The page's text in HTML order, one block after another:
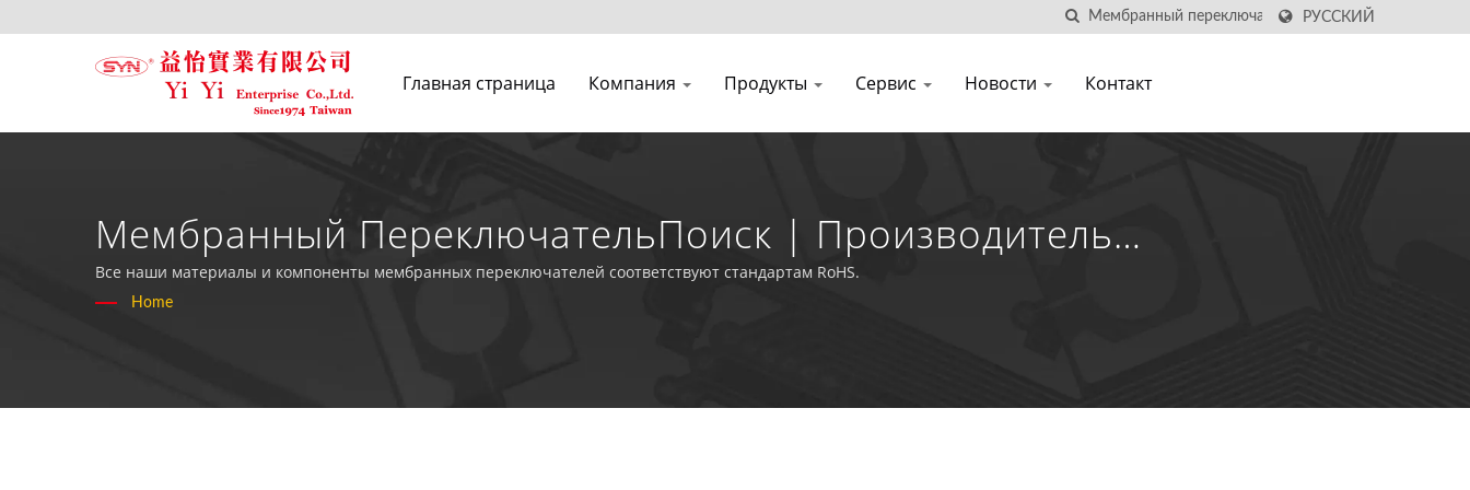
РУССКИЙ
Главная страница Компания Продукты Сервис Новости Контакт
Мембранный ПереключательПоиск | Производитель
Высококачественных Водонепроницаемых Клавиатур - YiYi
Все наши материалы и компоненты мембранных переключателей соответствуют стандартам RoHS.
Home